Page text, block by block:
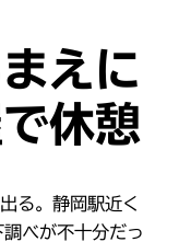
えに
休憩
る。静岡駅近く
べが不十分だっ